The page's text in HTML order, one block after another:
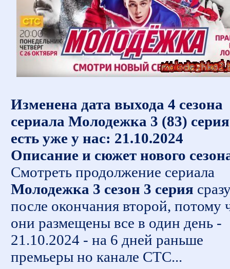
Изменена дата выхода 4 сезона
сериала Молодежка 3 (83) серия
есть уже у нас: 21.10.2024
Описание и сюжет нового
Смотреть продолжение сериала
Молодежка 3 сезон 3 серия
после окончания второй, потому
они размещены все в один день -
21.10.2024 - на 6 дней раньше
премьеры но канале СТС...